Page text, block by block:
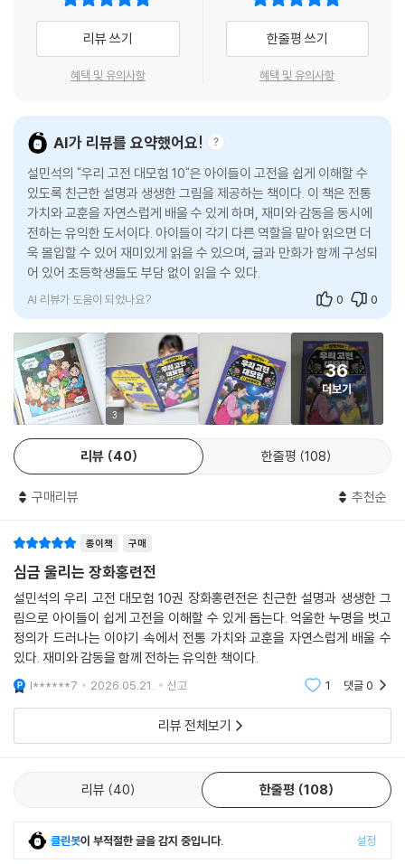
고전을 왜 읽어야 할까요? 저는 고전이 선조들의 삶의 지혜와 가치가 담긴
또 다른 역사라고 생각합니다. 고전을 통해 그 안에 녹아 있는 옛사람들의
삶의 모습을 이해하며, 오늘을 살아갈 지혜를 얻을 수 있기 때문이지요. 그
래서 우리 고전 가운데 가장 재미있는 이야기를 모으고, 대모험의 세계관
실을 넘나드는 고전 속 이야기는 꿈을 키워 갈 여러분에게 좋은 자양분이
되어 줄 거예요.
리뷰 쓰기
혜택 및 유의사항
한줄평 쓰기
혜택 및 유의사항
AI가 리뷰를 요약했어요!
설민석의 "우리 고전 대모험 10"은 아이들이 고전을 쉽게 이해할 수
있도록 친근한 설명과 생생한 그림을 제공하는 책이다. 이 책은 전통
가치와 교훈을 자연스럽게 배울 수 있게 하며, 재미와 감동을 동시에
전하는 유익한 도서이다. 아이들이 각기 다른 역할을 맡아 읽으면 더
욱 몰입할 수 있어 재미있게 읽을 수 있으며, 글과 만화가 함께 구성되
어 있어 초등학생들도 부담 없이 읽을 수 있다.
AI 리뷰가 도움이 되었나요? 0 0
3
36
더보기
리뷰 40 한줄평 108
구매리뷰 추천순
종이책 구매
심금 울리는 장화홍련전
설민석의 우리 고전 대모험 10권 장화홍련전은 친근한 설명과 생생한 그
림으로 아이들이 쉽게 고전을 이해할 수 있게 돕는다. 억울한 누명을 벗고
정의가 드러나는 이야기 속에서 전통 가치와 교훈을 자연스럽게 배울 수
있다. 재미와 감동을 함께 전하는 유익한 책이다.
l******7 2026.05.21. 신고 1 댓글0
리뷰 전체보기
리뷰 40 한줄평 108
클린봇이 부적절한 글을 감지 중입니다. 설정